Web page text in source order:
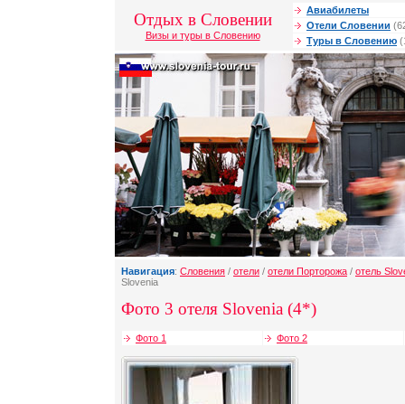
Отдых в Словении
Визы и туры в Словению
Авиабилеты
Отели Словении
Туры в Словению
Навигация: Словения / отели / отели Порторожа / отель
Slovenia
Фото 3 отеля Slovenia (4*)
Фото 1 Фото 2